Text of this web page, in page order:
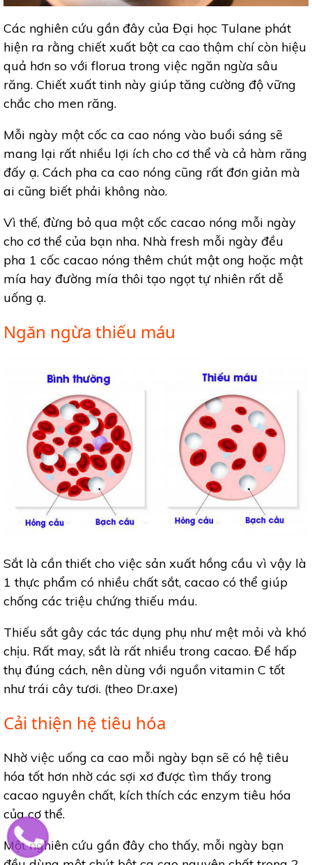
Các nghiên cứu gần đây của Đại học Tulane phát
hiện ra rằng chiết xuất bột ca cao thậm chí còn hiệu
quả hơn so với florua trong việc ngăn ngừa sâu
răng. Chiết xuất tinh này giúp tăng cường độ vững
chắc cho men răng.
Mỗi ngày một cốc ca cao nóng vào buổi sáng sẽ
mang lại rất nhiều lợi ích cho cơ thể và cả hàm răng
đấy ạ. Cách pha ca cao nóng cũng rất đơn giản mà
ai cũng biết phải không nào.
Vì thế, đừng bỏ qua một cốc cacao nóng mỗi ngày
cho cơ thể của bạn nha. Nhà fresh mỗi ngày đều
pha 1 cốc cacao nóng thêm chút mật ong hoặc mật
mía hay đường mía thôi tạo ngọt tự nhiên rất dễ
uống ạ.
Ngăn ngừa thiếu máu
Sắt là cần thiết cho việc sản xuất hồng cầu vì vậy là
1 thực phẩm có nhiều chất sắt, cacao có thể giúp
chống các triệu chứng thiếu máu.
Thiếu sắt gây các tác dụng phụ như mệt mỏi và khó
chịu. Rất may, sắt là rất nhiều trong cacao. Để hấp
thụ đúng cách, nên dùng với nguồn vitamin C tốt
như trái cây tươi. (theo Dr.axe)
Cải thiện hệ tiêu hóa
Nhờ việc uống ca cao mỗi ngày bạn sẽ có hệ tiêu
hóa tốt hơn nhờ các sợi xơ được tìm thấy trong
cacao nguyên chất, kích thích các enzym tiêu hóa
của cơ thể.
Một nghiên cứu gần đây cho thấy, mỗi ngày bạn